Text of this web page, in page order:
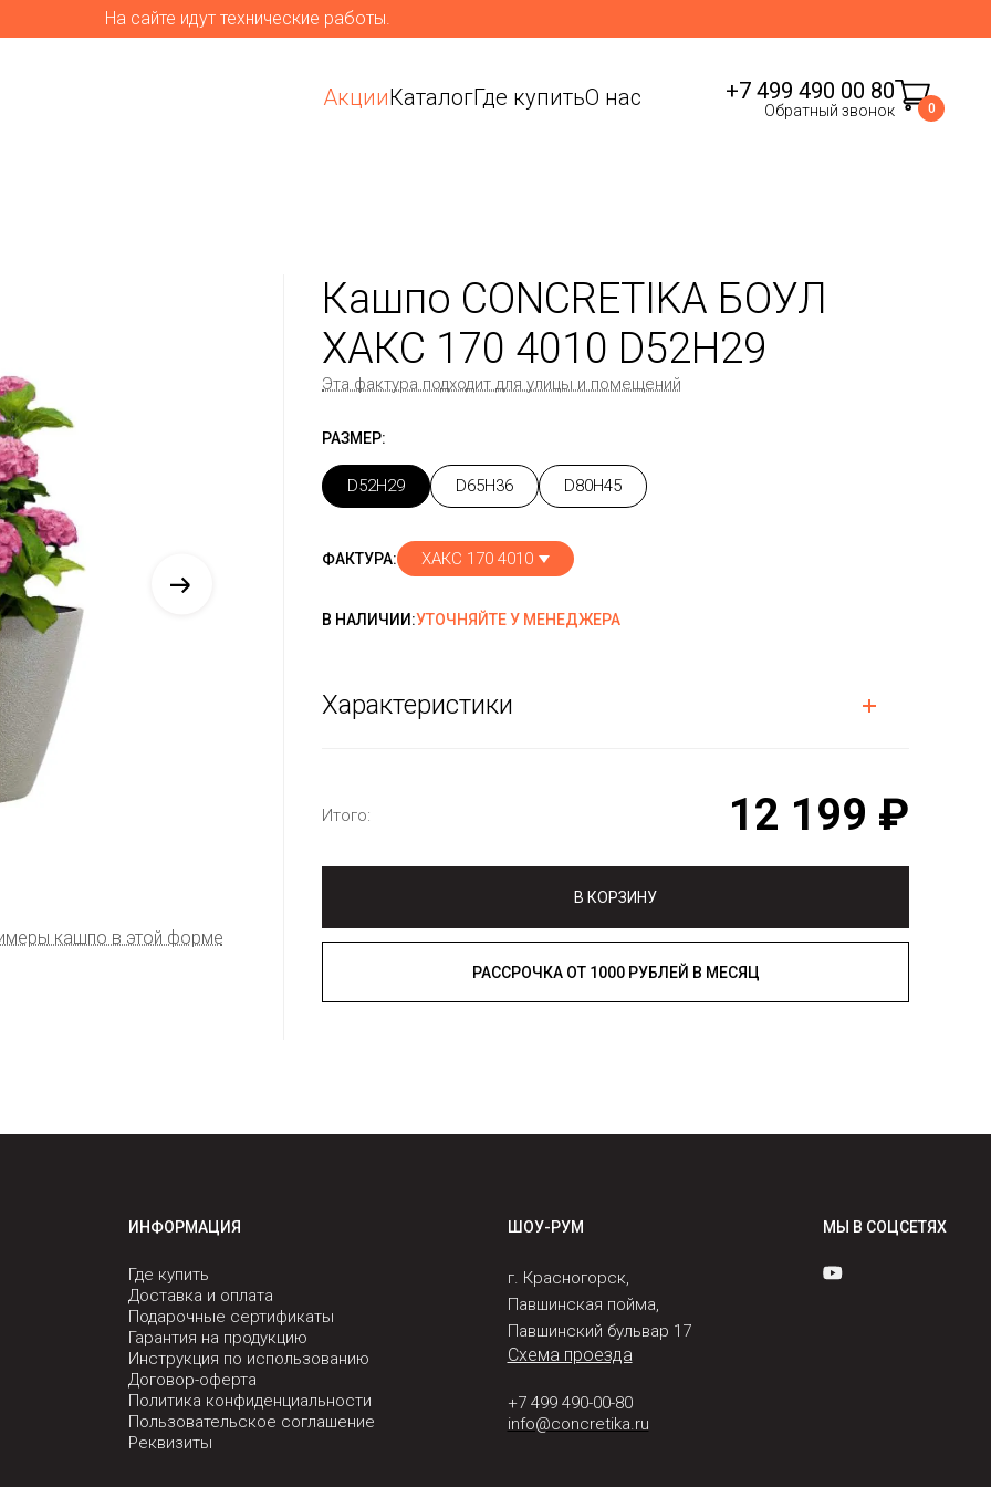
На сайте идут технические работы.
АкцииКаталогГде купитьО нас +7 499 490 00 80
Обратный звонок 0
кашпо в этой форме
Кашпо CONCRETIKA БОУЛ
ХАКС 170 4010 D52H29
Эта фактура подходит для улицы и помещений
РАЗМЕР:
D52H29 D65H36 D80H45
ФАКТУРА: ХАКС 170 4010
В НАЛИЧИИ:УТОЧНЯЙТЕ У МЕНЕДЖЕРА
Характеристики
Итого: 12 199 ₽
В КОРЗИНУ
РАССРОЧКА ОТ 1000 РУБЛЕЙ В МЕСЯЦ
ИНФОРМАЦИЯ
Где купить
Доставка и оплата
Подарочные сертификаты
Гарантия на продукцию
Инструкция по использованию
Договор-оферта
Политика конфиденциальности
Пользовательское соглашение
Реквизиты
ШОУ-РУМ
г. Красногорск,
Павшинская пойма,
Павшинский бульвар 17
Схема проезда
+7 499 490-00-80
info@concretika.ru
МЫ В СОЦСЕТЯХ